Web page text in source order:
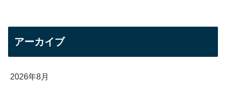
アーカイブ
2026年8月